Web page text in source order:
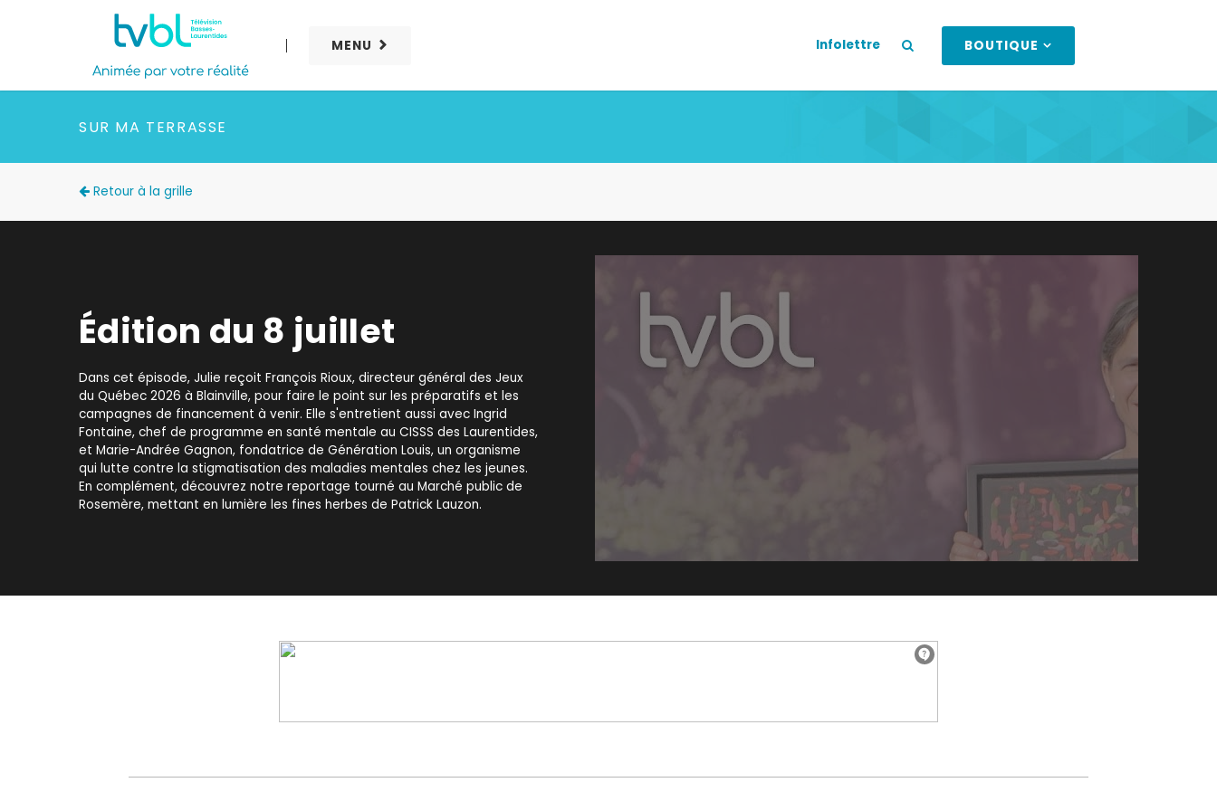
MENU Infolettre BOUTIQUE
SUR MA TERRASSE
Retour à la grille
Édition du 8 juillet
Dans cet épisode, Julie reçoit François Rioux, directeur général des Jeux
du Québec 2026 à Blainville, pour faire le point sur les préparatifs et les
campagnes de financement à venir. Elle s'entretient aussi avec Ingrid
Fontaine, chef de programme en santé mentale au CISSS des Laurentides,
et Marie-Andrée Gagnon, fondatrice de Génération Louis, un organisme
qui lutte contre la stigmatisation des maladies mentales chez les jeunes.
En complément, découvrez notre reportage tourné au Marché public de
Rosemère, mettant en lumière les fines herbes de Patrick Lauzon.